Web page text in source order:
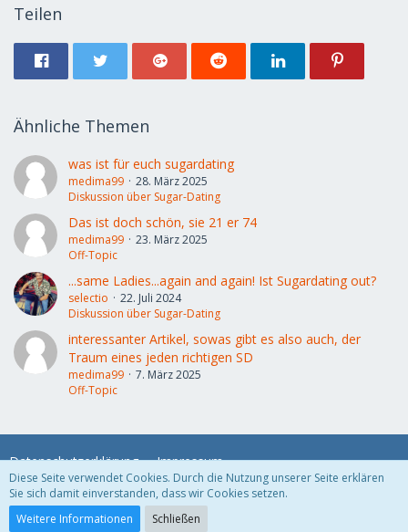
Teilen
Ähnliche Themen
was ist für euch sugardating
medima99
28. März 2025
Diskussion über Sugar-Dating
Das ist doch schön, sie 21 er 74
medima99
23. März 2025
Off-Topic
...same Ladies...again and again! Ist Sugardating out?
selectio
22. Juli 2024
Diskussion über Sugar-Dating
interessanter Artikel, sowas gibt es also auch, der
Traum eines jeden richtigen SD
medima99
7. März 2025
Off-Topic
Datenschutzerklärung Impressum
Community-Software:
Diese Seite verwendet Cookies. Durch die Nutzung unserer Seite erklären
Sie sich damit einverstanden, dass wir Cookies setzen.
Weitere Informationen
Schließen